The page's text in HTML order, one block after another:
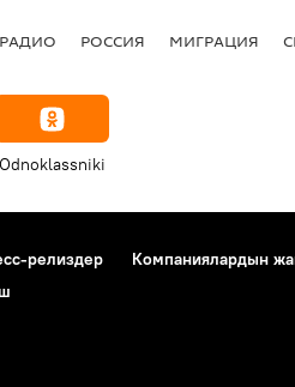
РАДИО РОССИЯ МИГРАЦИЯ
Odnoklassniki
релиздер Компаниялардын